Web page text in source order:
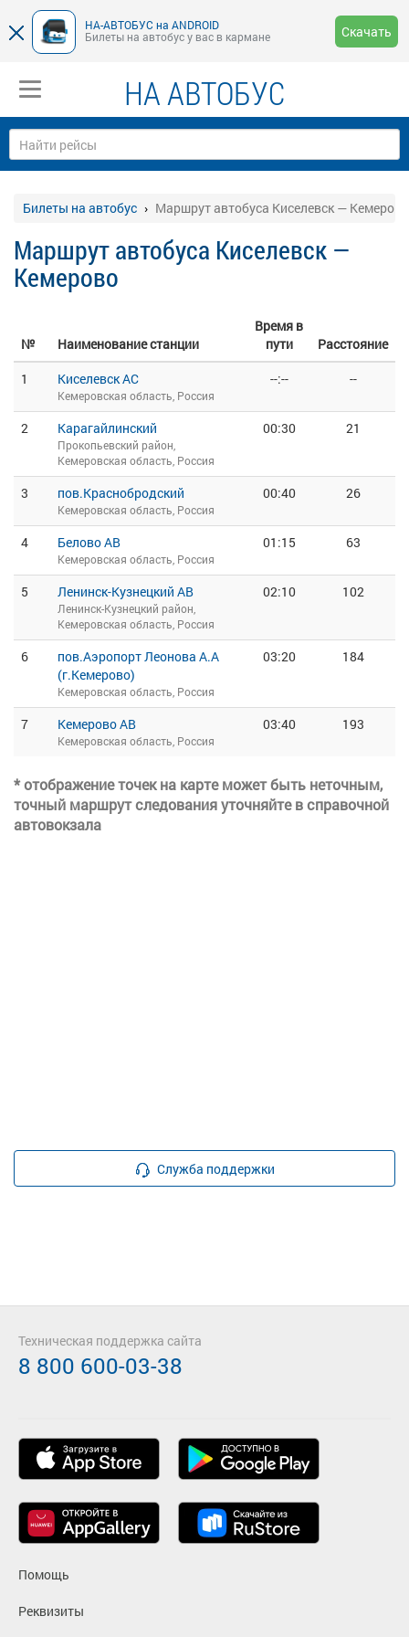
НА-АВТОБУС на ANDROID
Билеты на автобус у вас в кармане
Скачать
НА АВТОБУС
Билеты на автобус Маршрут автобуса Киселевск — Кемерово
Маршрут автобуса Киселевск —
Кемерово
№ Наименование станции
Время в
пути
Расстояние
1
Киселевск АС
Кемеровская область, Россия
--:-- --
2 Карагайлинский
Прокопьевский район,
Кемеровская область, Россия
00:30 21
3 пов.Краснобродский
Кемеровская область, Россия
00:40 26
4 Белово АВ
Кемеровская область, Россия
01:15 63
5 Ленинск-Кузнецкий АВ
Ленинск-Кузнецкий район,
Кемеровская область, Россия
02:10 102
6
пов.Аэропорт Леонова А.А
(г.Кемерово)
Кемеровская область, Россия
03:20 184
7 Кемерово АВ
Кемеровская область, Россия
03:40 193
* отображение точек на карте может быть неточным,
точный маршрут следования уточняйте в справочной
автовокзала
Служба поддержки
Помощь
Реквизиты
Техническая поддержка сайта
8 800 600-03-38